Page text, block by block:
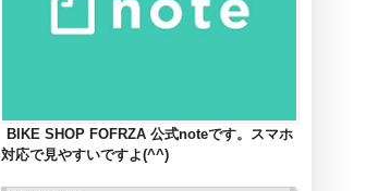
BIKE SHOP FOFRZA 公式noteです。スマホ
対応で見やすいですよ(^^)